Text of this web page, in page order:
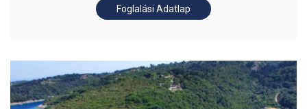
Foglalási Adatlap